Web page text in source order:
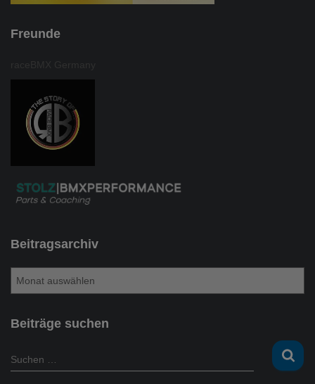
Freunde
Beitragsarchiv
tBeiträge suchen
S
u
Suchen …